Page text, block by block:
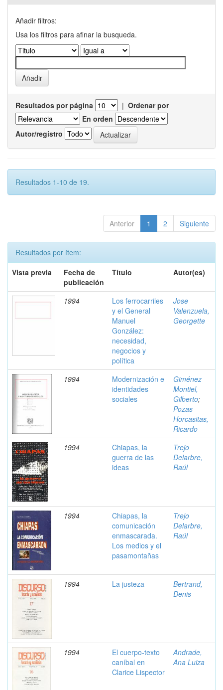
Añadir filtros:
Usa los filtros para afinar la busqueda.
Resultados por página | Ordenar por
En orden
Autor/registro
Resultados 1-10 de 19.
Anterior 1 2 Siguiente
Resultados por ítem:
Vista previa
Fecha de
publicación
Título Autor(es)
1994
Los ferrocarriles
y el General
Manuel
González:
necesidad,
negocios y
política
Jose
Valenzuela,
Georgette
1994
Modernización e
identidades
sociales
Giménez
Montiel,
Gilberto;
Pozas
Horcasitas,
Ricardo
1994
Chiapas, la
guerra de las
ideas
Trejo
Delarbre,
Raúl
1994
Chiapas, la
comunicación
enmascarada.
Los medios y el
pasamontañas
Trejo
Delarbre,
Raúl
1994 La justeza
Bertrand,
Denis
1994
El cuerpo-texto
caníbal en
Clarice Lispector
Andrade,
Ana Luiza